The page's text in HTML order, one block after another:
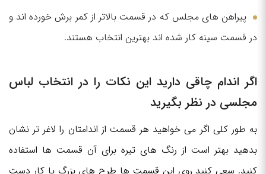
پیراهن های مجلس که در قسمت بالاتر از کمر برش خورده اند و
در قسمت سینه کار شده اند بهترین انتخاب هستند.
اگر اندام چاقی دارید این نکات را در انتخاب لباس
مجلسی در نظر بگیرید
به طور کلی اگر می خواهید هر قسمت از اندامتان را لاغر تر نشان
بدهید بهتر است از رنگ های تیره برای آن قسمت ها استفاده
کنید. سعی کنید روی این قسمت ها طرح های بزرگ یا کار دست